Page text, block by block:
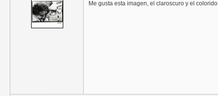
Me gusta esta imagen, el claroscuro y el